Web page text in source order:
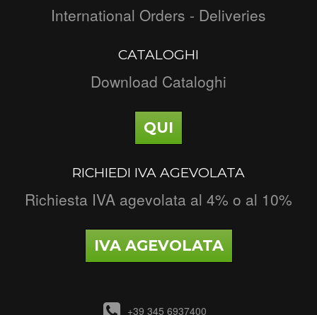
International Orders - Deliveries
CATALOGHI
Download Cataloghi
QUI
RICHIEDI IVA AGEVOLATA
Richiesta IVA agevolata al 4% o al 10%
IVA AGEVOLATA
+39 345 6937400